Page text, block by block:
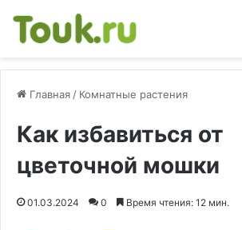
Главная / Комнатные растения
Как избавиться от
цветочной мошки
01.03.2024 0 Время чтения: 12 мин.